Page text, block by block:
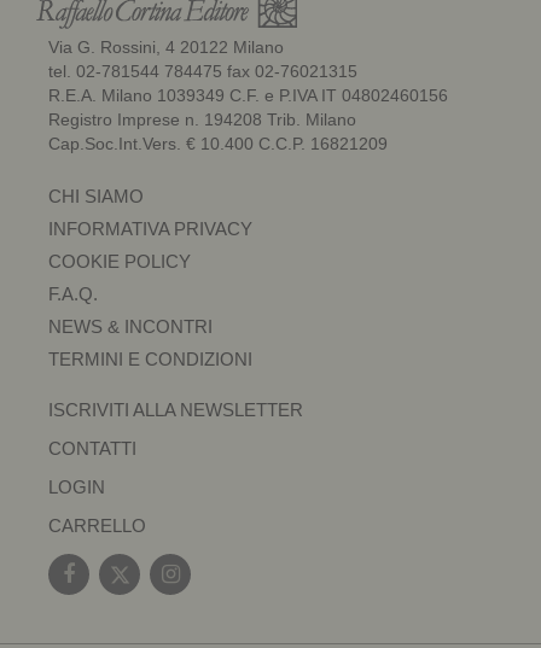
Via G. Rossini, 4 20122 Milano
tel. 02-781544 784475 fax 02-76021315
R.E.A. Milano 1039349 C.F. e P.IVA IT 04802460156
Registro Imprese n. 194208 Trib. Milano
Cap.Soc.Int.Vers. € 10.400 C.C.P. 16821209
CHI SIAMO
INFORMATIVA PRIVACY
COOKIE POLICY
F.A.Q.
NEWS & INCONTRI
TERMINI E CONDIZIONI
ISCRIVITI ALLA NEWSLETTER
CONTATTI
LOGIN
CARRELLO